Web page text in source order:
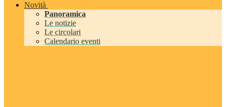
Novità
Panoramica
Le notizie
Le circolari
Calendario eventi